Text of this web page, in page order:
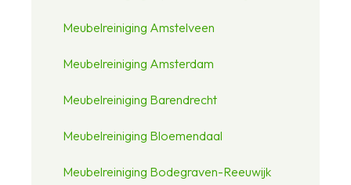
Meubelreiniging Amstelveen
Meubelreiniging Amsterdam
Meubelreiniging Barendrecht
Meubelreiniging Bloemendaal
Meubelreiniging Bodegraven-Reeuwijk